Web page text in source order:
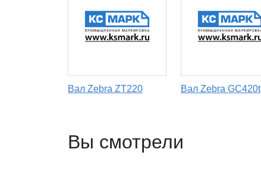
Вал Zebra ZT220 Вал Zebra GC420t
Вы смотрели